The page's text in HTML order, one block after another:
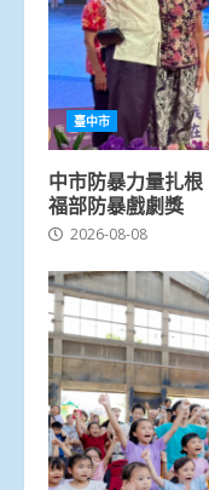
臺中市
中市防暴力量扎
福部防暴戲劇獎
2026-08-08